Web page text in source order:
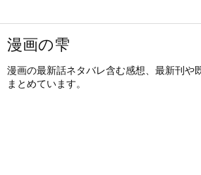
漫画の雫
漫画の最新話ネタバレ含む感想、最新刊や
まとめています。